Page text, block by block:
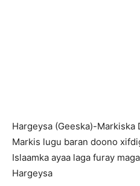
Hargeysa (Geeska)-Markiska
Markis lugu baran doono
Islaamka ayaa laga furay
Hargeysa